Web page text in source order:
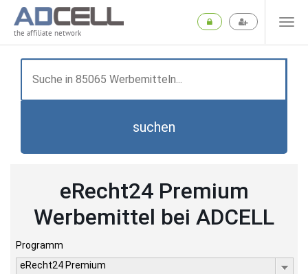
the affiliate network
suchen
eRecht24 Premium
Werbemittel bei ADCELL
Programm
eRecht24 Premium